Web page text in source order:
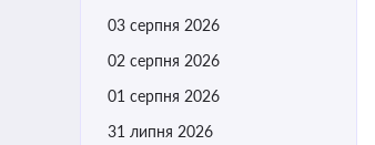
03 серпня 2026
02 серпня 2026
01 серпня 2026
31 липня 2026